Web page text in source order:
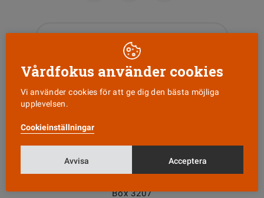
Nyhetsbrev
Box 3207
Vårdfokus använder cookies
Vi använder cookies för att ge dig den bästa möjliga
upplevelsen.
Cookieinställningar
Avvisa Acceptera